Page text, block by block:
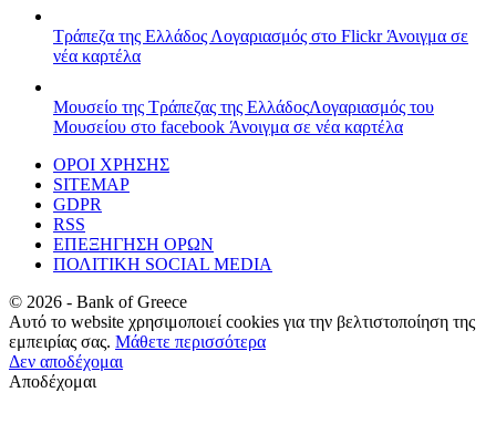
Τράπεζα της Ελλάδος Λογαριασμός στο FlickrΆνοιγμα σε
νέα καρτέλα
Μουσείο της Τράπεζας της ΕλλάδοςΛογαριασμός του
Μουσείου στο facebook Άνοιγμα σε νέα καρτέλα
ΟΡΟΙ ΧΡΗΣΗΣ
SITEMAP
GDPR
RSS
ΕΠΕΞΗΓΗΣΗ ΟΡΩΝ
ΠΟΛΙΤΙΚΗ SOCIAL MEDIA
© 2026 - Bank of Greece
Αυτό το website χρησιμοποιεί cookies για την βελτιστοποίηση της
εμπειρίας σας. Μάθετε περισσότερα
Δεν αποδέχομαι
Αποδέχομαι